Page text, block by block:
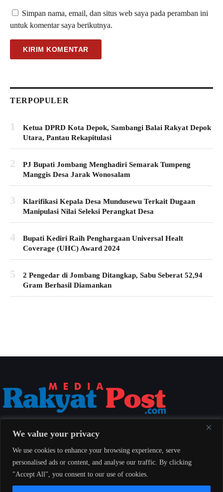
We value your privacy
We use cookies to enhance your browsing experience, serve
personalised ads or content, and analyse our traffic. By clicking
"Accept All", you consent to our use of cookies.
Simpan nama, email, dan situs web saya pada peramban ini
untuk komentar saya berikutnya.
TERPOPULER
1
Ketua DPRD Kota Depok, Sambangi Balai Rakyat Depok
Utara, Pantau Rekapitulasi
2
PJ Bupati Jombang Menghadiri Semarak Tumpeng
Manggis Desa Jarak Wonosalam
3
Klarifikasi Kepala Desa Mundusewu Terkait Dugaan
Manipulasi Nilai Seleksi Perangkat Desa
4
Bupati Kediri Raih Penghargaan Universal Healt
Coverage (UHC) Award 2024
5
2 Pengedar di Jombang Ditangkap, Sabu Seberat 52,94
Gram Berhasil Diamankan
berimbang untuk seluruh masyarakat Indonesia.
Redaksi Pedoman Pemberitaan Media Siber